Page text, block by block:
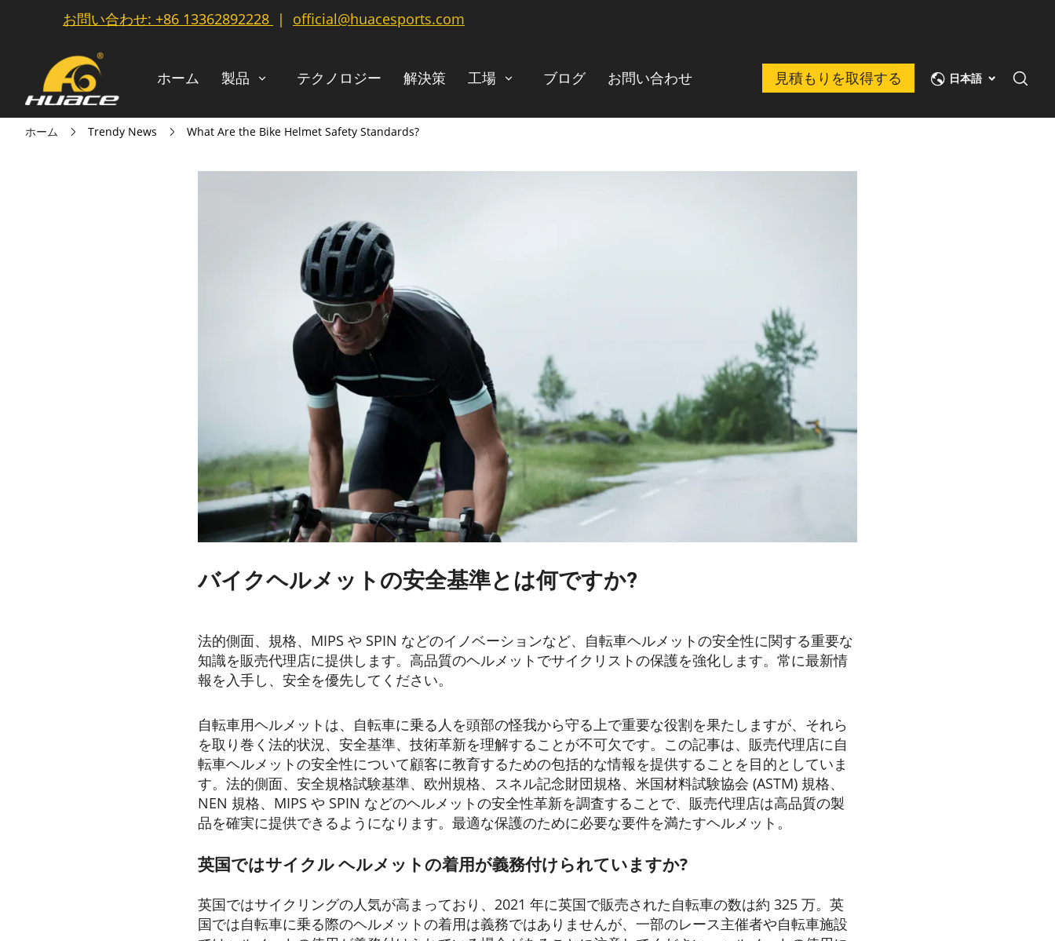
お問い合わせ: +86 13362892228 | official@huacesports.com
ホーム 製品 テクノロジー 解決策 工場 ブログ お問い合わせ 見積もりを取得する 日本語
ホーム Trendy News What Are the Bike Helmet Safety Standards?
バイクヘルメットの安全基準とは何ですか?
法的側面、規格、MIPS や SPIN などのイノベーションなど、自転車ヘルメットの安全性に関する重要な
知識を販売代理店に提供します。高品質のヘルメットでサイクリストの保護を強化します。常に最新情
報を入手し、安全を優先してください。
自転車用ヘルメットは、自転車に乗る人を頭部の怪我から守る上で重要な役割を果たしますが、それら
を取り巻く法的状況、安全基準、技術革新を理解することが不可欠です。この記事は、販売代理店に自
転車ヘルメットの安全性について顧客に教育するための包括的な情報を提供することを目的としていま
す。法的側面、安全規格試験基準、欧州規格、スネル記念財団規格、米国材料試験協会 (ASTM) 規格、
NEN 規格、MIPS や SPIN などのヘルメットの安全性革新を調査することで、販売代理店は高品質の製
品を確実に提供できるようになります。最適な保護のために必要な要件を満たすヘルメット。
英国ではサイクル ヘルメットの着用が義務付けられていますか?
英国ではサイクリングの人気が高まっており、2021 年に英国で販売された自転車の数は約 325 万。英
国では自転車に乗る際のヘルメットの着用は義務ではありませんが、一部のレース主催者や自転車施設